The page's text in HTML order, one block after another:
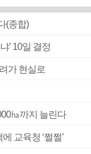
(종합)
’ 10일 결정
가 현실로
㏊까지 늘린다
교육청 ‘쩔쩔’